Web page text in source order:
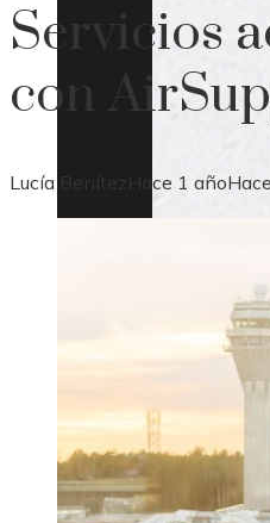
Servicios
con
Lucía Benítez Hace 1 año